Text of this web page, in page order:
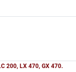
200, LX 470, GX 470.